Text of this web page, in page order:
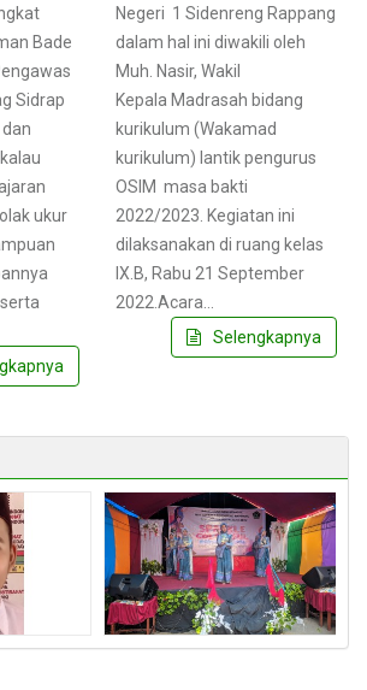
Bade
Sidrap
ukur
Negeri 1 Sidenreng Rappang
dalam hal ini diwakili oleh
Muh. Nasir, Wakil
Kepala Madrasah bidang
kurikulum (Wakamad
kurikulum) lantik pengurus
OSIM masa bakti
2022/2023. Kegiatan ini
dilaksanakan di ruang kelas
IX.B, Rabu 21 September
2022.Acara…
Selengkapnya